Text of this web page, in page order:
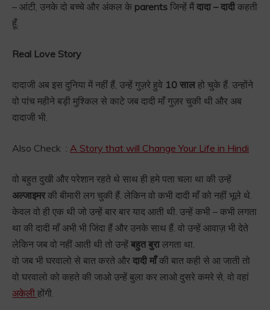
– आंटी, उनके दो बच्चे और अंकल के parents जिन्हें मैं दादा – दादीकहती
हूँ.
Real Love Story
दादाजी अब इस दुनिया में नहीं हैं, उन्हें गुज़रे हुवे 10 साल हो चुके हैं. उन्होंने
वो पांच महीने बड़ी मुश्किल से काटे जब दादी माँ गुज़र चुकी थी और अब
दादाजी भी.
Also Check : A Story that will Change Your Life in Hindi
वो बहुत दुखी और परेशान रहते थे साथ ही हमे पता चला था की उन्हें
अल्जाइमरकी बीमारी लग चुकी हैं. लेकिन वो कभी दादी माँ को नहीं भूले थे.
केवल वो ही एक थी जो उन्हें बार बार याद आती थी. उन्हें कभी – कभी लगता
था की दादी माँ अभी भी जिंदा हैं और उनके साथ हैं. वो उन्हें आवाज़ भी देते
लेकिन जब वो नहीं आती थी तो उन्हें बहुत बुरालगता था.
वो जब भी घरवालो से बात करते और दादी माँकी बात कही से आ जाती तो
वो घरवालो को कहते की जाओ उन्हें बुला कर लाओ दुसरे कमरे से, वो वहां
अकेली होंगी.